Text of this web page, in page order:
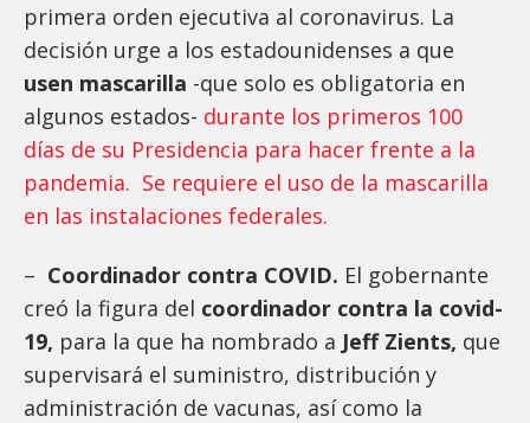
primera orden ejecutiva al coronavirus. La
decisión urge a los estadounidenses a que
usen mascarilla -que solo es obligatoria en
algunos estados- durante los primeros 100
días de su Presidencia para hacer frente a la
pandemia. Se requiere el uso de la mascarilla
en las instalaciones federales.
– Coordinador contra COVID. El gobernante
creó la figura del coordinador contra la covid-
19, para la que ha nombrado a Jeff Zients, que
supervisará el suministro, distribución y
administración de vacunas, así como la